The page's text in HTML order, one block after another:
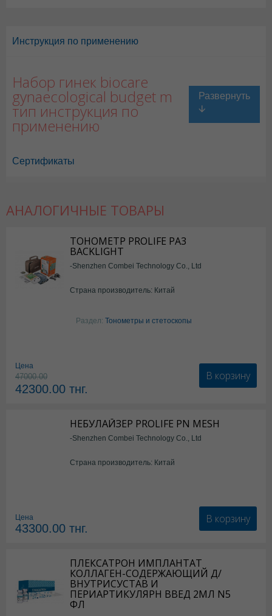
Инструкция по применению
Набор гинек biocare
gynaecological budget m
тип инструкция по
применению
Сертификаты
АНАЛОГИЧНЫЕ ТОВАРЫ
ТОНОМЕТР PROLIFE PA3
BACKLIGHT
-Shenzhen Combei Technology Co., Ltd
Страна производитель: Китай
Раздел: Тонометры и стетоскопы
Цена
47000.00
42300.00 тнг.
В корзину
НЕБУЛАЙЗЕР PROLIFE PN MESH
-Shenzhen Combei Technology Co., Ltd
Страна производитель: Китай
Цена
43300.00 тнг.
В корзину
ПЛЕКСАТРОН ИМПЛАНТАТ
КОЛЛАГЕН-СОДЕРЖАЮЩИЙ Д/
ВНУТРИСУСТАВ И
ПЕРИАРТИКУЛЯРН ВВЕД 2МЛ N5
ФЛ